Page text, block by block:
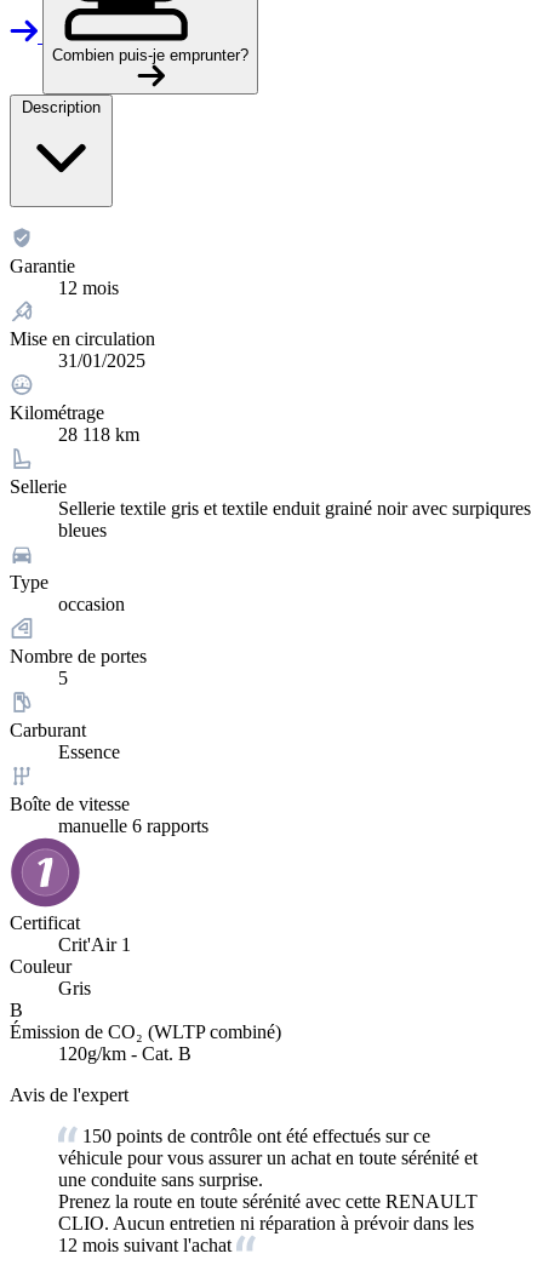
Combien puis-je emprunter?
Description
Garantie
12 mois
Mise en circulation
31/01/2025
Kilométrage
28 118 km
Sellerie
Sellerie textile gris et textile enduit grainé noir avec surpiqures
bleues
Type
occasion
Nombre de portes
5
Carburant
Essence
Boîte de vitesse
manuelle 6 rapports
Certificat
Crit'Air 1
Couleur
Gris
B
Émission de CO₂ (WLTP combiné)
120g/km - Cat. B
Avis de l'expert
150 points de contrôle ont été effectués sur ce
véhicule pour vous assurer un achat en toute sérénité et
une conduite sans surprise.
Prenez la route en toute sérénité avec cette RENAULT
CLIO. Aucun entretien ni réparation à prévoir dans les
12 mois suivant l'achat